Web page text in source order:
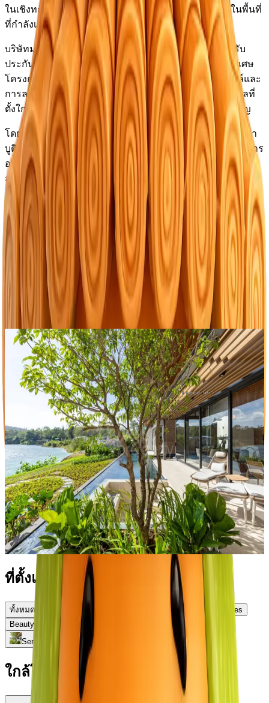
ในเชิงทะเล และสเปซ เชิงทะเล คอนโดมิเนียมซึ่งตั้งอยู่ในพื้นที่
ที่กำลังเติบโตในภูเก็ต
บริษัทมุ่งเน้นไปที่โครงการขนาดบูติกที่มีหน่วยจำกัด เพื่อรับ
ประกันความเป็นส่วนตัว การควบคุมคุณภาพ และความพิเศษ
โครงการของบริษัทถูกออกแบบมาเพื่อการใช้ชีวิตที่มีสไตล์และ
การลงทุน โดยมีความต้องการเช่าที่แข็งแกร่งเนื่องจากทำเลที่
ตั้งใกล้ชายหาด ลากูน่า ภูเก็ต และโครงสร้างพื้นฐานที่สำคัญ
โดยรวมแล้ว อาร์นา ดีเวลลอปเมนท์
เป็นตัวแทนของนักพัฒนา
บูติกสมัยใหม่ในภูเก็ต ที่นำเสนอโปรเจกต์ที่อยู่อาศัยที่มุ่งเน้นการ
ออกแบบ พร้อมกับการสร้างสมดุลระหว่างธรรมชาติ ความ
สะดวกสบาย และศักยภาพในการลงทุน
อ่านเพิ่มเติม
โครงการที่มี
ที่ Arna
installment plan
Serrana
จาก
฿ 39,990,000
จาก
฿ 27,993,000for1years
Si Sunthon
VILLAS
COMPLETED
426-515M²
SEA VIEW
UPPER PREMIUM
LEASEHOLD
—
—
—
ดูทรัพย์สิน
ที่ตั้งและโครงสร้างพื้นฐาน
ทั้งหมด Mall
Kids activities
Beauty&SPA
School
Serrana
ใกล้โครงการ